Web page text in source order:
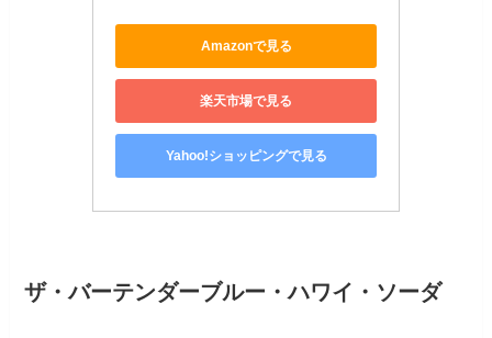
Amazonで見る
楽天市場で見る
Yahoo!ショッピングで見る
ザ・バーテンダーブルー・ハワイ・ソーダ